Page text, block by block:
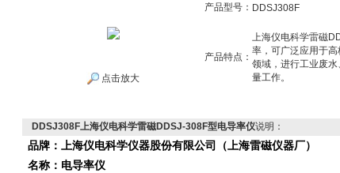
点击放大
产品型号： DDSJ308F
产品特点：
上海仪电科学雷磁
率，可广泛应用于
领域，进行工业废
量工作。
DDSJ308F上海仪电科学雷磁DDSJ-308F型电导率仪说明：
品牌：上海仪电科学仪器股份有限公司（上海雷磁仪器厂）
名称：电导率仪